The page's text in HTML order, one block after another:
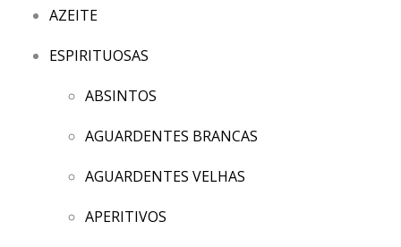
AZEITE
ESPIRITUOSAS
ABSINTOS
AGUARDENTES BRANCAS
AGUARDENTES VELHAS
APERITIVOS